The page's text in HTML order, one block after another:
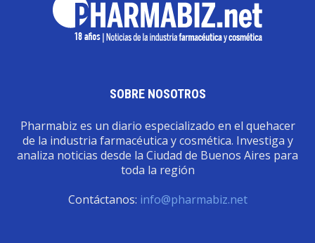
SOBRE NOSOTROS
Pharmabiz es un diario especializado en el quehacer
de la industria farmacéutica y cosmética. Investiga y
analiza noticias desde la Ciudad de Buenos Aires para
toda la región
Contáctanos: info@pharmabiz.net